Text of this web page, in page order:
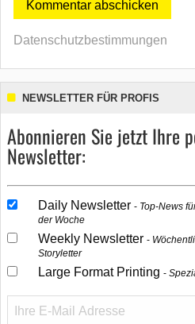
Datenschutzbestimmungen
NEWSLETTER FÜR PROFIS
Abonnieren Sie jetzt Ihre
Newsletter:
Daily Newsletter
Top-News
der Woche
Weekly Newsletter
Storyletter
Large Format Printing